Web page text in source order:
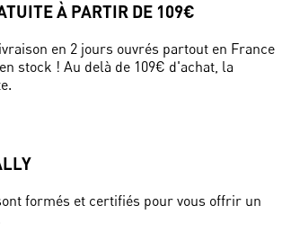
À PARTIR DE 109€
en 2 jours ouvrés partout en France
stock ! Au delà de 109€ d'achat, la
formés et certifiés pour vous offrir un